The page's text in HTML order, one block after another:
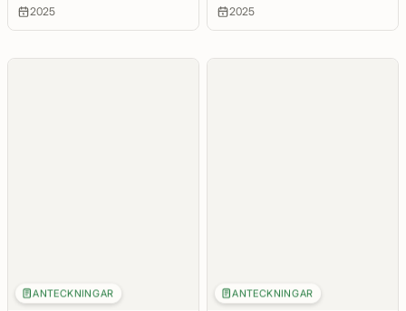
2025 2025
ANTECKNINGAR ANTECKNINGAR